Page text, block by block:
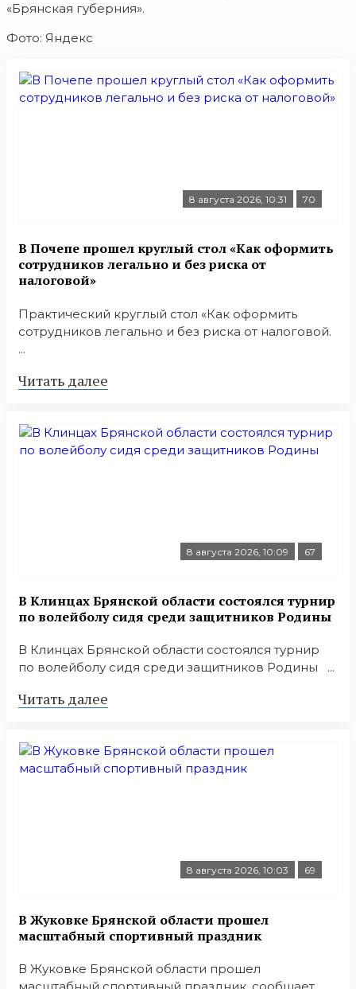
«Брянская губерния».
Фото: Яндекс
8 августа 2026, 10:31 70
В Почепе прошел круглый стол «Как оформить
сотрудников легально и без риска от
налоговой»
Практический круглый стол «Как оформить
сотрудников легально и без риска от налоговой.
...
Читать далее
8 августа 2026, 10:09 67
В Клинцах Брянской области состоялся турнир
по волейболу сидя среди защитников Родины
В Клинцах Брянской области состоялся турнир
по волейболу сидя среди защитников Родины ...
Читать далее
8 августа 2026, 10:03 69
В Жуковке Брянской области прошел
масштабный спортивный праздник
В Жуковке Брянской области прошел